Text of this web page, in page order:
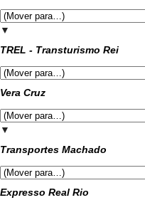
▼
TREL - Transturismo Rei
Vera Cruz
▼
Transportes Machado
Expresso Real Rio